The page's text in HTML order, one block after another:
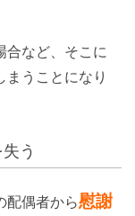
合など、そこに
うことになり
う
配偶者から慰謝